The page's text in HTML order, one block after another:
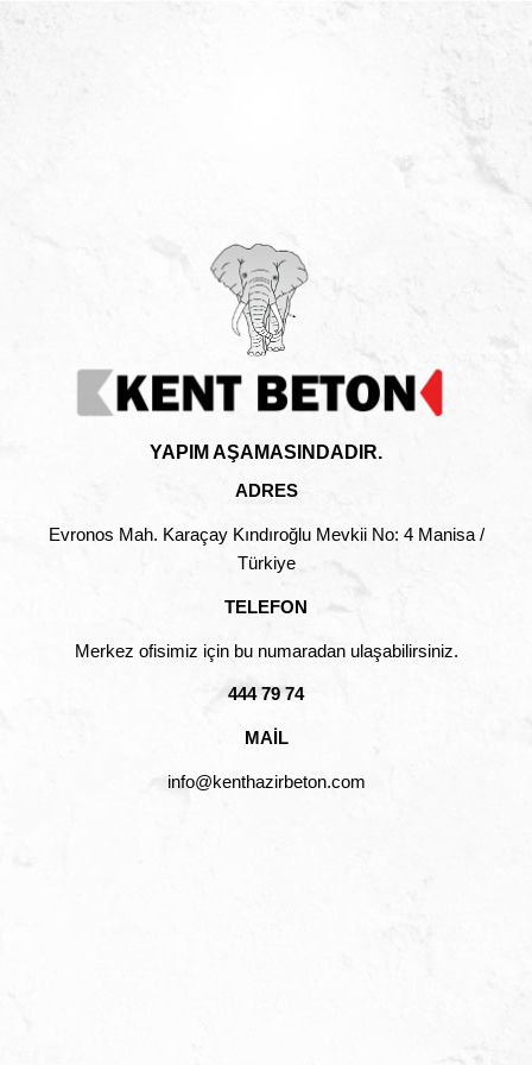
YAPIM AŞAMASINDADIR.
ADRES
Evronos Mah. Karaçay Kındıroğlu Mevkii No: 4 Manisa /
Türkiye
TELEFON
Merkez ofisimiz için bu numaradan ulaşabilirsiniz.
444 79 74
MAİL
info@kenthazirbeton.com